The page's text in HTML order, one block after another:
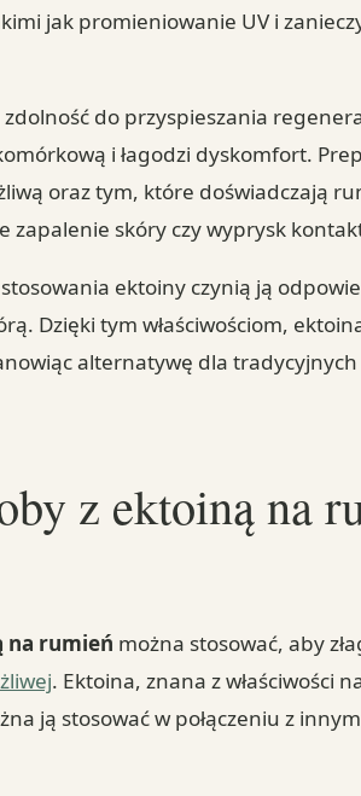
jak promieniowanie UV i
do przyspieszania
i łagodzi dyskomfort.
oraz tym, które doświadczają
zapalenie skóry czy wyprysk
ektoiny czynią ją
Dzięki tym właściwościom,
alternatywę dla
z ektoiną na
na rumień można stosować, aby
. Ektoina, znana z właściwości
ją stosować w połączeniu z